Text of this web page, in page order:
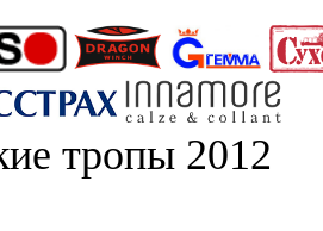
тропы 2012